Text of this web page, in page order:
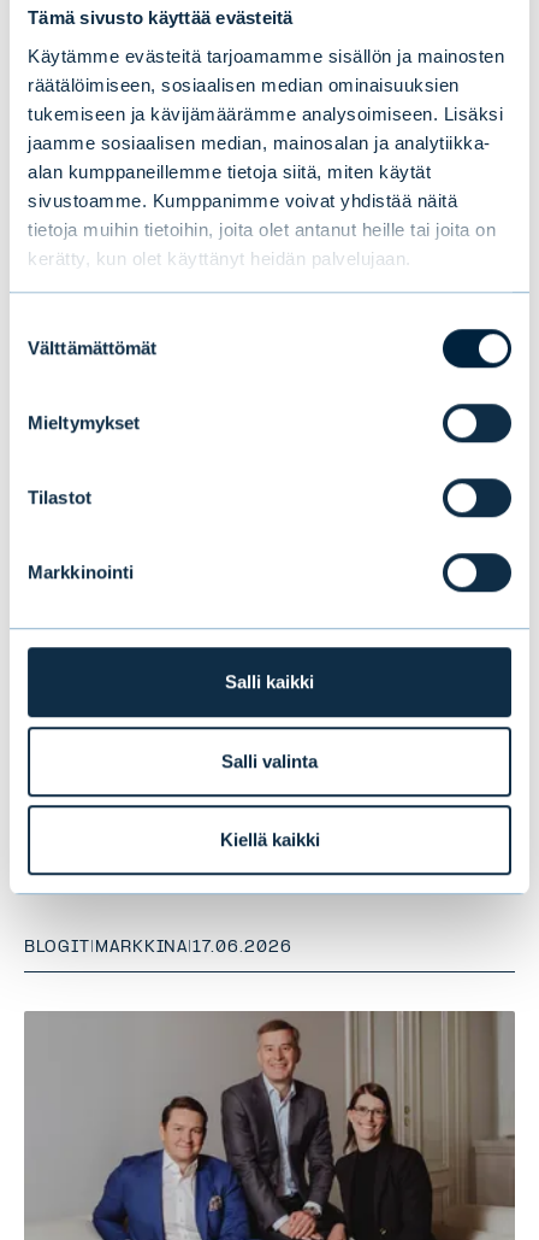
Tämä sivusto käyttää evästeitä
Käytämme evästeitä tarjoamamme sisällön ja mainosten
räätälöimiseen, sosiaalisen median ominaisuuksien
tukemiseen ja kävijämäärämme analysoimiseen. Lisäksi
jaamme sosiaalisen median, mainosalan ja analytiikka-
alan kumppaneillemme tietoja siitä, miten käytät
sivustoamme. Kumppanimme voivat yhdistää näitä
tietoja muihin tietoihin, joita olet antanut heille tai joita on
kerätty, kun olet käyttänyt heidän palvelujaan.
valinta
Välttämättömät
Mieltymykset
Tilastot
Markkinointi
Salli kaikki
Salli valinta
Kiellä kaikki
Tomas Hildebrandt
markkinastrategi, Evli Oyj
tomas.hildebrandt@evli.com
Tämä saattaa myös
BLOGIT | MARKKINA|17.06.2026